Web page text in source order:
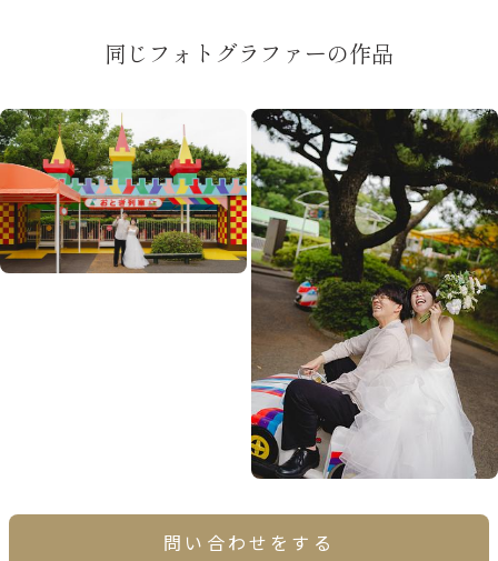
同じフォトグラファーの作品
問い合わせをする